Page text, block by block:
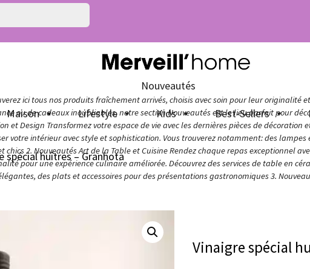
Nouveautés
ici tous nos produits fraîchement arrivés, choisis avec soin pour leur originalité
ou de cadeaux inoubliables, notre section Nouveautés est le lieu parfait pour
et Design Transformez votre espace de vie avec les dernières pièces de
votre intérieur avec style et sophistication. Vous trouverez notamment: des
2. Nouveautés Art de la Table et Cuisine Rendez chaque repas exceptionnel
pour une expérience culinaire améliorée. Découvrez des services de table en
des plats et accessoires pour des présentations gastronomiques 3.
Maison Lifestyle Kids Best-Sellers
spécial huîtres – Granhota
Vinaigre spécial